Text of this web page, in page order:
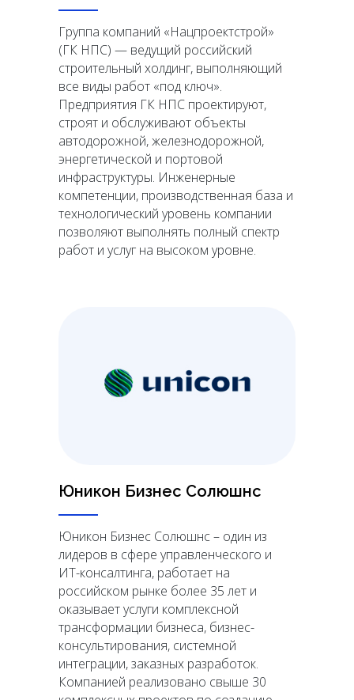
Группа компаний «Нацпроектстрой»
(ГК НПС) — ведущий российский
строительный холдинг, выполняющий
все виды работ «под ключ».
Предприятия ГК НПС проектируют,
строят и обслуживают объекты
автодорожной, железнодорожной,
энергетической и портовой
инфраструктуры. Инженерные
компетенции, производственная база и
технологический уровень компании
позволяют выполнять полный спектр
работ и услуг на высоком уровне.
Юникон Бизнес Солюшнс
Юникон Бизнес Солюшнс – один из
лидеров в сфере управленческого и
ИТ-консалтинга, работает на
российском рынке более 35 лет и
оказывает услуги комплексной
трансформации бизнеса, бизнес-
консультирования, системной
интеграции, заказных разработок.
Компанией реализовано свыше 30